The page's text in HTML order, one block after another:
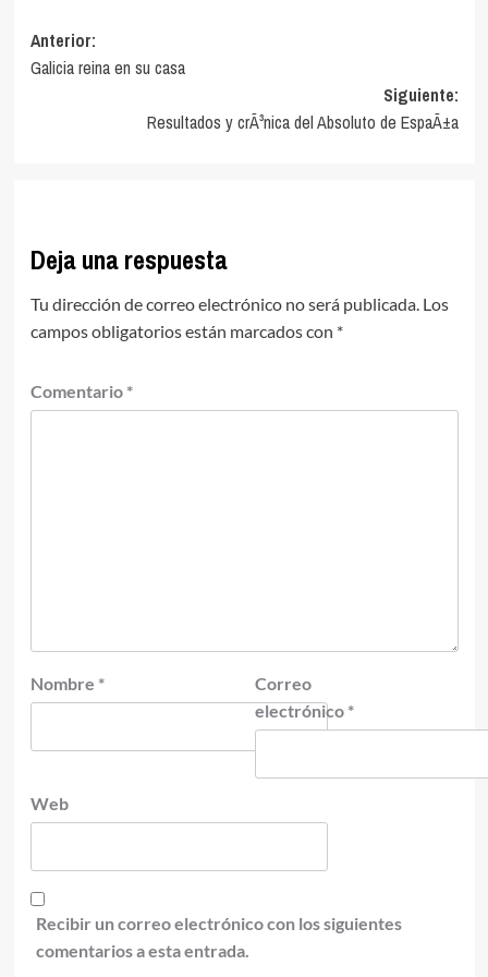
Navegación
de
Anterior:
Galicia reina en su casa
Siguiente:
Resultados y crÃ³nica del Absoluto de EspaÃ±a
Deja una respuesta
Tu dirección de correo electrónico no será publicada. Los
campos obligatorios están marcados con *
Comentario *
Nombre *
Correo
electrónico *
Web
Recibir un correo electrónico con los siguientes
comentarios a esta entrada.